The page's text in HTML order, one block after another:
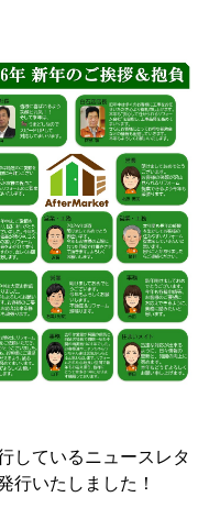
しているニュースレタ
行いたしました！